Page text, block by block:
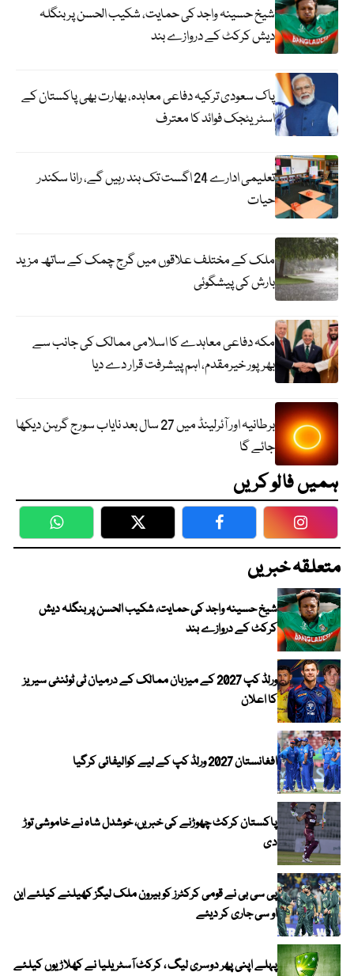
شیخ حسینہ واجد کی حمایت، شکیب الحسن پر بنگلہ
دیش کرکٹ کے دروازے بند
پاک سعودی ترکیہ دفاعی معاہدہ، بھارت بھی پاکستان کے
اسٹریٹجک فوائد کا معترف
تعلیمی ادارے 24 اگست تک بند رہیں گے، رانا سکندر
حیات
ملک کے مختلف علاقوں میں گرج چمک کے ساتھ مزید
بارش کی پیشگوئی
مکہ دفاعی معاہدے کا اسلامی ممالک کی جانب سے
بھرپور خیرمقدم، اہم پیشرفت قرار دے دیا
برطانیہ اور آئرلینڈ میں 27 سال بعد نایاب سورج گرہن دیکھا
جائے گا
ہمیں فالو کریں
WhatsApp Twitter Facebook
متعلقہ خبریں
شیخ حسینہ واجد کی حمایت، شکیب الحسن پر بنگلہ دیش
کرکٹ کے دروازے بند
ورلڈ کپ 2027 کے میزبان ممالک کے درمیان ٹی ٹوئنٹی سیریز
کا اعلان
افغانستان 2027 ورلڈ کپ کے لیے کوالیفائی کرگیا
پاکستان کرکٹ چھوڑنے کی خبریں، خوشدل شاہ نے خاموشی توڑ
دی
پی سی بی نے قومی کرکٹرز کو بیرون ملک لیگز کھیلنے کیلئے این
او سی جاری کر دیئے
پہلے اپنی پھر دوسری لیگ ، کرکٹ آسٹریلیا نے کھلاڑیوں کیلئے